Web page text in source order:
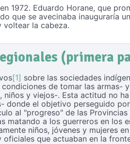
1972. Eduardo Horane, que
que se avecinaba inauguraría
voltear la cabeza.
(primera
[1] sobre las sociedades
de tomar las armas-
y viejos-. Esta actitud no
el objetivo perseguido
al "progreso" de las
matando a los guerreros en los
niños, jóvenes y mujeres
que actuaban en la